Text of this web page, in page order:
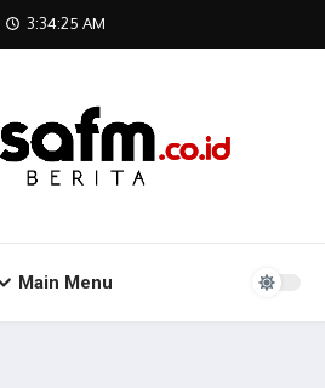
3:34:26 AM
Main Menu